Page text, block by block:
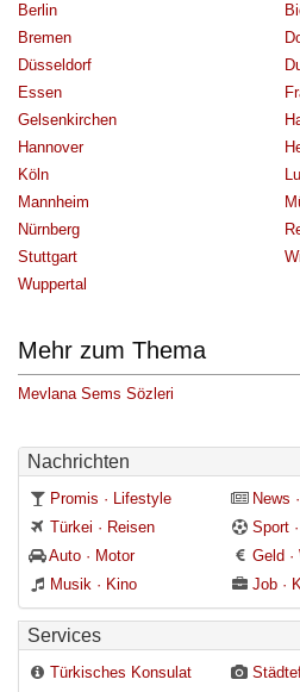
Berlin
Bremen
Düsseldorf
Essen
Gelsenkirchen
Hannover
Köln
Mannheim
Nürnberg
Stuttgart
Wuppertal
Mehr zum Thema
Mevlana Sems Sözleri
Nachrichten
Promis · Lifestyle
News
Türkei · Reisen
Sport
Auto · Motor
Geld
Musik · Kino
Job ·
Services
Türkisches Konsulat